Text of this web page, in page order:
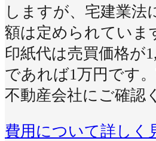
しますが、宅建業法
額は定められていま
印紙代は売買価格が
であれば1万円です
不動産会社にご確認
費用について詳しく